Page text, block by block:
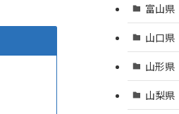
富山県
山口県
山形県
山梨県